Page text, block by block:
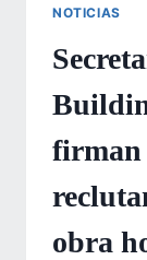
NOTICIAS
firman
obra